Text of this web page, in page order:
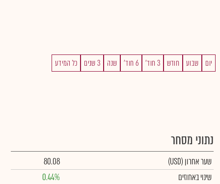
יום שבוע חודש 3 חוד' 6 חוד' שנה 3 שנים כל המידע
נתוני מסחר
שער אחרון (USD)
80.08
שינוי באחוזים
0.44%